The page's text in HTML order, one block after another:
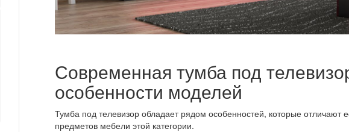
Современная тумба под
особенности моделей
Тумба под телевизор обладает рядом особенностей, которые отличают
предметов мебели этой категории.